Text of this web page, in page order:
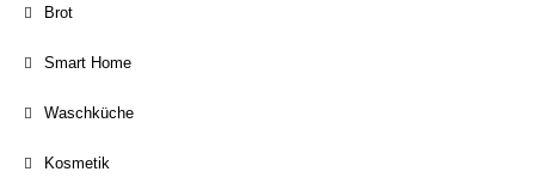
Brot
Smart Home
Waschküche
Kosmetik